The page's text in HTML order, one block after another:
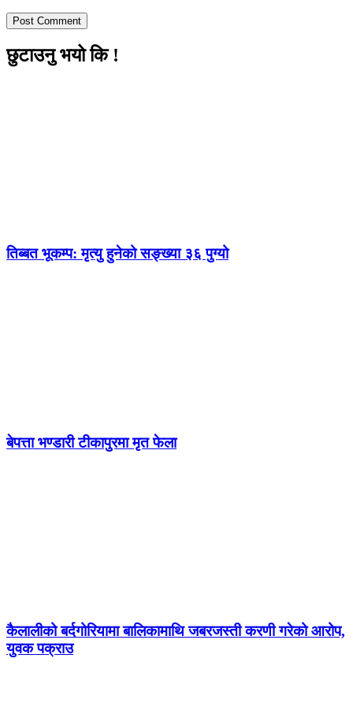
छुटाउनु भयो कि !
तिब्बत भूकम्प: मृत्यु हुनेको सङ्ख्या ३६ पुग्यो
बेपत्ता भण्डारी टीकापुरमा मृत फेला
कैलालीको बर्दगोरियामा बालिकामाथि जबरजस्ती करणी गरेको आरोप,
युवक पक्राउ